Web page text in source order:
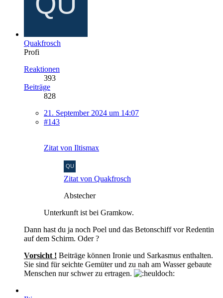
Quakfrosch
Profi
Reaktionen
393
Beiträge
828
21. September 2024 um 14:07
#143
Zitat von Iltismax
Zitat von Quakfrosch
Abstecher
Unterkunft ist bei Gramkow.
Dann hast du ja noch Poel und das Betonschiff vor Redentin
auf dem Schirm. Oder ?
Vorsicht ! Beiträge können Ironie und Sarkasmus enthalten.
Sie sind für seichte Gemüter und zu nah am Wasser gebaute
Menschen nur schwer zu ertragen.